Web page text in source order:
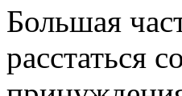
Большая
расстаться